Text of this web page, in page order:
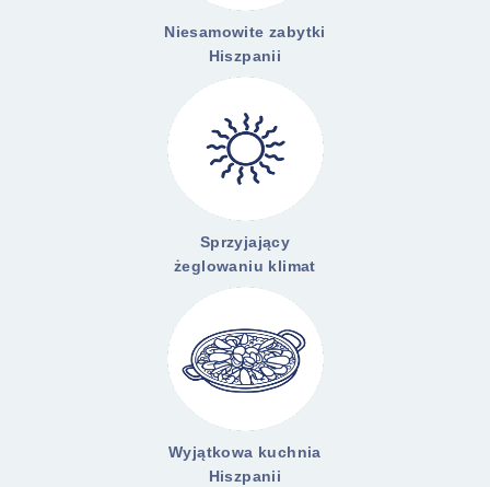
Niesamowite zabytki
Hiszpanii
Sprzyjający
żeglowaniu klimat
Wyjątkowa kuchnia
Hiszpanii